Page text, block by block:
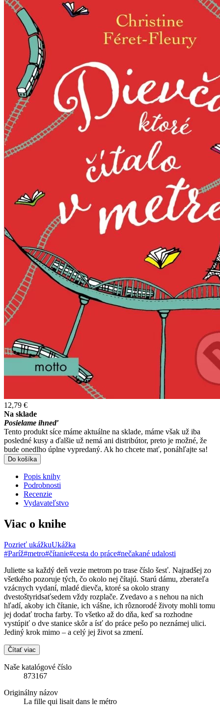
12,79 €
Na sklade
Posielame ihneď
Tento produkt síce máme aktuálne na sklade, máme však už iba
posledné kusy a ďalšie už nemá ani distribútor, preto je možné, že
bude onedlho úplne vypredaný. Ak ho chcete mať, ponáhľajte sa!
Do košíka
Popis knihy
Podrobnosti
Recenzie
Vydavateľstvo
Viac o knihe
Pozrieť ukážkuUkážka
#Paríž#metro#čítanie#cesta do práce#nečakané udalosti
Juliette sa každý deň vezie metrom po trase číslo šesť. Najradšej zo
všetkého pozoruje tých, čo okolo nej čítajú. Starú dámu, zberateľa
vzácnych vydaní, mladé dievča, ktoré sa okolo strany
dvestoštyridsaťsedem vždy rozplače. Zvedavo a s nehou na nich
hľadí, akoby ich čítanie, ich vášne, ich rôznorodé životy mohli tomu
jej dodať trocha farby. To všetko až do dňa, keď sa rozhodne
vystúpiť o dve stanice skôr a ísť do práce pešo po neznámej ulici.
Jediný krok mimo – a celý jej život sa zmení.
Čítať viac
Naše katalógové číslo
873167
Originálny názov
La fille qui lisait dans le métro